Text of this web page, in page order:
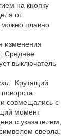
на кнопку
от
можно плавно
изменения
Среднее
выключатель
Крутящий
совмещались с
момент
с указателем,
сверла.